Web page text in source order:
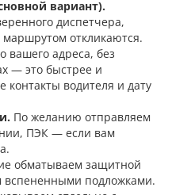
вариант).
диспетчера,
откликаются.
вашего адреса, без
— это быстрее и
контакты водителя и дату
По желанию отправляем
ПЭК — если вам
обматываем защитной
вспененными подложками.